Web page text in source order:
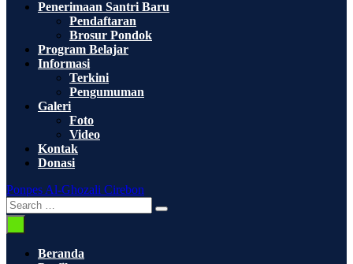
Penerimaan Santri Baru
Pendaftaran
Brosur Pondok
Program Belajar
Informasi
Terkini
Pengumuman
Galeri
Foto
Video
Kontak
Donasi
Ponpes Al-Ghozali Cirebon
Search
Toggle
Search
for:
Beranda